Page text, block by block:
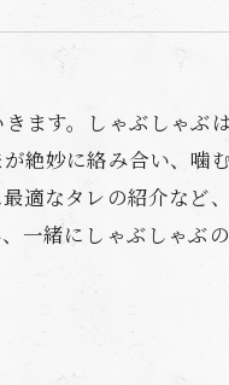
ます。しゃぶしゃぶは
絶妙に絡み合い、噛
適なタレの紹介など
一緒にしゃぶしゃぶ